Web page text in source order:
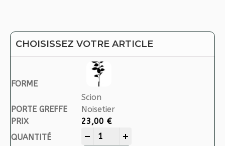
CHOISISSEZ VOTRE ARTICLE
Scion
Noisetier
23,00 €
CORABEL quantity
+